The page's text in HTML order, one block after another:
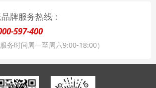
牌服务热线：
597-400
服务时间周一至周六9:00-18:00）